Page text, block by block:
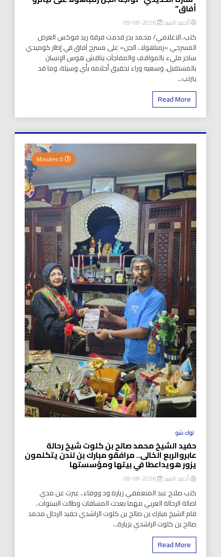
أفاق”
أحمد السيد 2026-08-09
كتب..الاعلامي/ محمد بدر قدمت فرقة ريد فوكس العرض
المسرحي «زمباهولا.. الجن» على مسرح آفاق في إطار كوميدي
ساخر مليء بالمواقف والمفاجآت يناقش هوس الإنسان
بالمستقبل، وسعيه وراء تحقيق أحلامه بأي وسيلة، وما قد
يترتب...
Read More
توك شو
حفيد الشيخ محمد صالح بن كلوت شيخ رحالة
عابروالربع الخالى.. مرافقو مبارك بن لندن يتكلمون
يزور هويداعطا في بيتها ومؤسستها
أحمد السيد 2026-08-08
كتب صلاح عبد المنعمفي زيارة ود ووفاء.. عبرت عن مدي
اصالة الرحالة العربي مهما بعدت المسافات وطالت السنوات..
قام الشيخ مبارك بن صالح بن كلوت الراشدي حفيد الرحال محمد
صالح بن كلوت الراشدي بزيارة...
Read More